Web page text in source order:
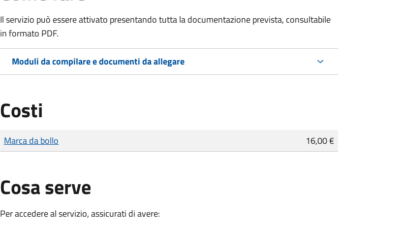
Il servizio può essere attivato presentando tutta la documentazione prevista, consultabile
in formato PDF.
Moduli da compilare e documenti da allegare
Costi
Tipo di pagamento
Importo
Marca da bollo 16,00 €
Cosa serve
Per accedere al servizio, assicurati di avere: